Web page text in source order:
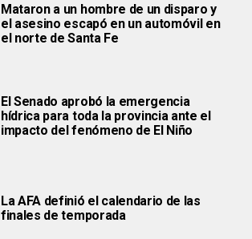
Mataron a un hombre de un disparo y
el asesino escapó en un automóvil en
el norte de Santa Fe
El Senado aprobó la emergencia
hídrica para toda la provincia ante el
impacto del fenómeno de El Niño
La AFA definió el calendario de las
finales de temporada